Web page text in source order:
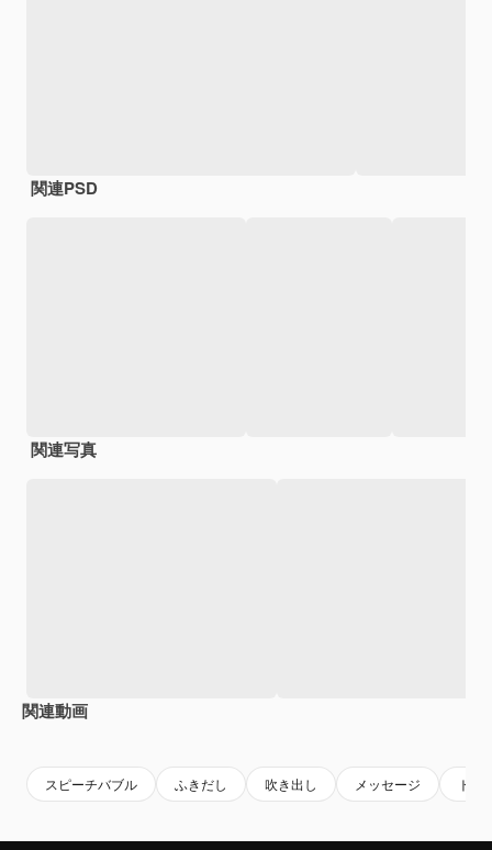
関連PSD
関連写真
関連動画
スピーチバブル ふきだし 吹き出し メッセージ トー